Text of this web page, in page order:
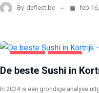
By deflect.be feb
De beste Sushi in
In 2024 is een grondige analyse